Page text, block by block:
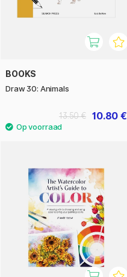
BOOKS
Draw 30: Animals
10.80 €
13.50 €